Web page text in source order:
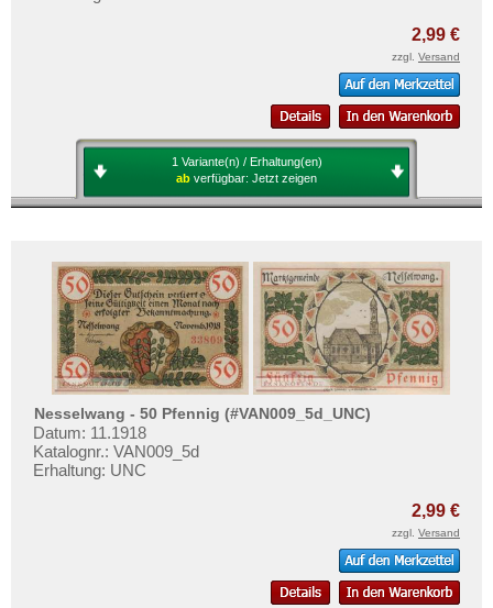
2,99 €
zzgl. Versand
1 Variante(n) / Erhaltung(en)
ab verfügbar: Jetzt zeigen
Nesselwang - 50 Pfennig (#VAN009_5d_UNC)
Datum: 11.1918
Katalognr.: VAN009_5d
Erhaltung: UNC
2,99 €
zzgl. Versand